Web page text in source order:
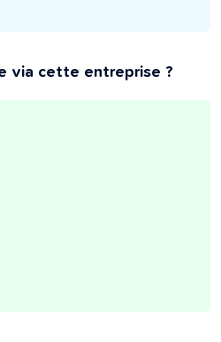
via cette entreprise ?